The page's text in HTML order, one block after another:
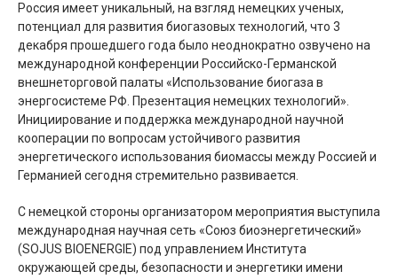
Россия имеет уникальный, на взгляд немецких ученых,
потенциал для развития биогазовых технологий, что 3
декабря прошедшего года было неоднократно озвучено на
международной конференции Российско-Германской
внешнеторговой палаты «Использование биогаза в
энергосистеме РФ. Презентация немецких технологий».
Инициирование и поддержка международной научной
кооперации по вопросам устойчивого развития
энергетического использования биомассы между Россией и
Германией сегодня стремительно развивается.
С немецкой стороны организатором мероприятия выступила
международная научная сеть «Союз биоэнергетический»
(SOJUS BIOENERGIE) под управлением Института
окружающей среды, безопасности и энергетики имени